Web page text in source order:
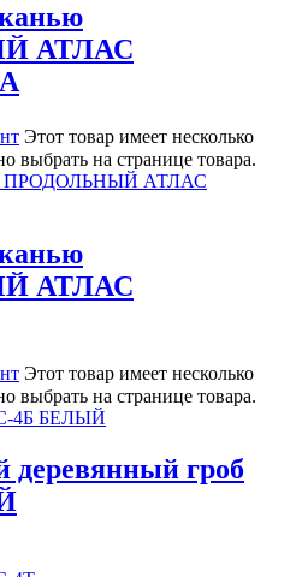
АТЛАС
Этот товар имеет несколько
на странице товара.
АТЛАС
Этот товар имеет несколько
на странице товара.
гроб